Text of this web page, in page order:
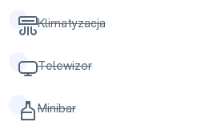
Klimatyzacja
Telewizor
Minibar